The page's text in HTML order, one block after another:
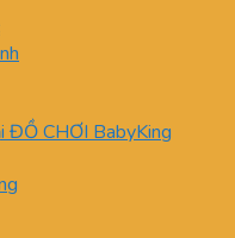
ĐỒ CHƠI BabyKing